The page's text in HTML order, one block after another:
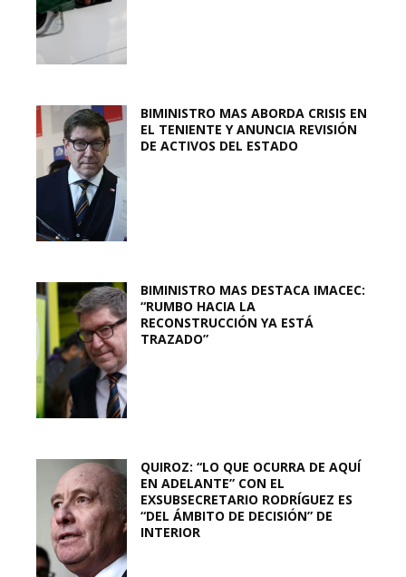
BIMINISTRO MAS ABORDA CRISIS EN
EL TENIENTE Y ANUNCIA REVISIÓN
DE ACTIVOS DEL ESTADO
BIMINISTRO MAS DESTACA IMACEC:
“RUMBO HACIA LA
RECONSTRUCCIÓN YA ESTÁ
TRAZADO”
QUIROZ: “LO QUE OCURRA DE AQUÍ
EN ADELANTE” CON EL
EXSUBSECRETARIO RODRÍGUEZ ES
“DEL ÁMBITO DE DECISIÓN” DE
INTERIOR